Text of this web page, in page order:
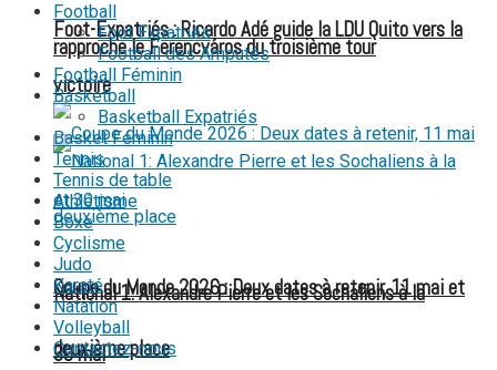
rapproche le Ferencváros du troisième tour
Coupe du Monde 2026 : Deux dates à retenir, 11 mai et
30 mai
Foot-Expatriés : Ricardo Adé guide la LDU Quito vers la
victoire
National 1: Alexandre Pierre et les Sochaliens à la
deuxième place
Football
Foot Expatriés
Football des Amputés
Football Féminin
Basketball
Basketball Expatriés
Basket Féminin
Tennis
Tennis de table
Athlétisme
Boxe
Cyclisme
Judo
Karaté
Natation
Volleyball
Contactez-nous